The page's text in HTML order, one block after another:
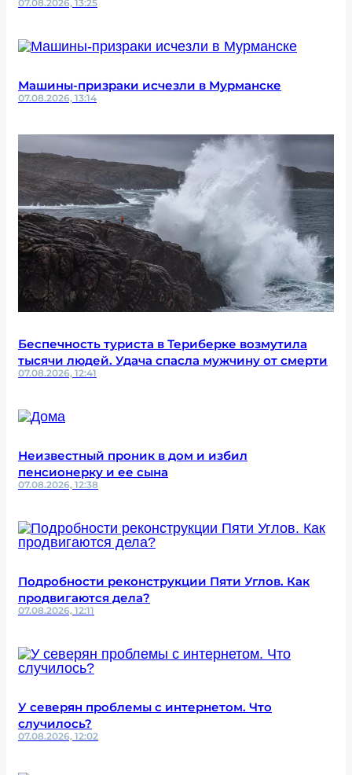
07.08.2026, 13:25
Машины-призраки исчезли в Мурманске
07.08.2026, 13:14
Беспечность туриста в Териберке возмутила
тысячи людей. Удача спасла мужчину от смерти
07.08.2026, 12:41
Неизвестный проник в дом и избил
пенсионерку и ее сына
07.08.2026, 12:38
Подробности реконструкции Пяти Углов. Как
продвигаются дела?
07.08.2026, 12:11
У северян проблемы с интернетом. Что
случилось?
07.08.2026, 12:02